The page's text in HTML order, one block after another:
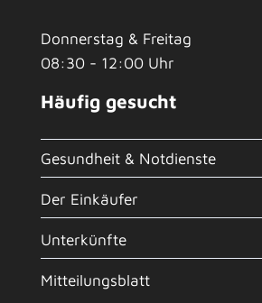
Donnerstag & Freitag
08:30 - 12:00 Uhr
Häufig gesucht
Gesundheit & Notdienste
Der Einkäufer
Unterkünfte
Mitteilungsblatt